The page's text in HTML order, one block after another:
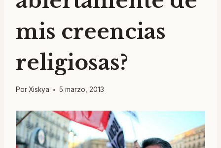
mis creencias
religiosas?
PorXiskya 5 marzo, 2013